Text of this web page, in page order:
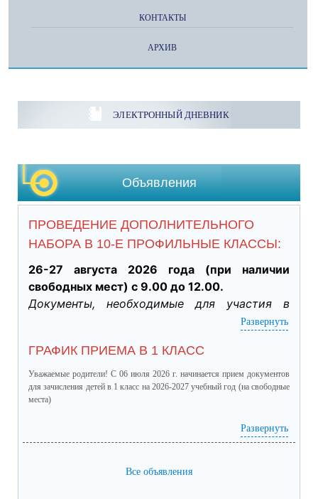
КОНТАКТЫ
АРХИВ
ЭЛЕКТРОННЫЙ ДНЕВНИК
Объявления
ПРОВЕДЕНИЕ ДОПОЛНИТЕЛЬНОГО
НАБОРА В 10-Е ПРОФИЛЬНЫЕ КЛАССЫ:
26-27 августа 2026 года (при наличии
свободных мест) с 9.00 до 12.00.
Документы, необходимые для участия в
участии в индивидуальном отборе при
приеме обучающегося для получения
среднего общего образования для
профильного обучения. (подлинник)
·           Табель успеваемости обучающегося
за 9 класс, заверенный руководителем ОО
итоговые) (подлинник)
Развернуть
ГРАФИК ПРИЕМА В 1 КЛАСС
Уважаемые родители! С 06 июля 2026 г. начинается прием документов
для зачисления детей в 1 класс на 2026-2027 учебный год (на свободные
места)
(посмотреть)Развернуть
Все объявления